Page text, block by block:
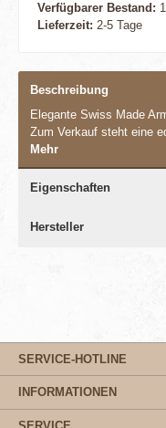
Verfügbarer Bestand: 1
Lieferzeit: 2-5 Tage
Beschreibung
Elegante Swiss Made
Zum Verkauf steht eine
Mehr
Eigenschaften
Hersteller
SERVICE-HOTLINE
INFORMATIONEN